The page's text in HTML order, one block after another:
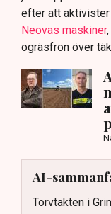
efter att aktivister
Neovas maskiner
ogräsfrön över
AI-
Torvtäkten i